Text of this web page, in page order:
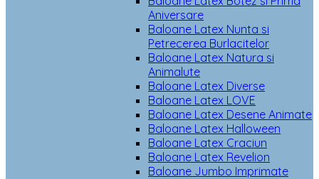
Aniversare
Baloane Latex Nunta si
Petrecerea Burlacitelor
Baloane Latex Natura si
Animalute
Baloane Latex Diverse
Baloane Latex LOVE
Baloane Latex Desene Animate
Baloane Latex Halloween
Baloane Latex Craciun
Baloane Latex Revelion
Baloane Jumbo Imprimate